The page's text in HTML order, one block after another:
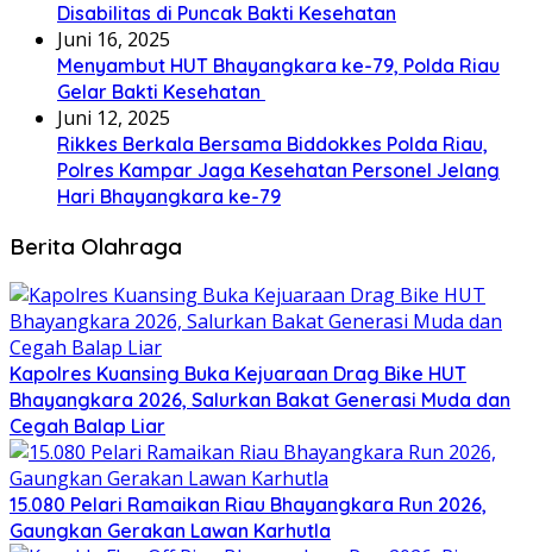
Disabilitas di Puncak Bakti Kesehatan
Juni 16, 2025
Menyambut HUT Bhayangkara ke-79, Polda Riau
Gelar Bakti Kesehatan
Juni 12, 2025
Rikkes Berkala Bersama Biddokkes Polda Riau,
Polres Kampar Jaga Kesehatan Personel Jelang
Hari Bhayangkara ke-79
Berita Olahraga
Kapolres Kuansing Buka Kejuaraan Drag Bike HUT
Bhayangkara 2026, Salurkan Bakat Generasi Muda dan
Cegah Balap Liar
15.080 Pelari Ramaikan Riau Bhayangkara Run 2026,
Gaungkan Gerakan Lawan Karhutla